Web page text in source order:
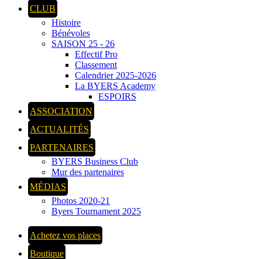
CLUB
Histoire
Bénévoles
SAISON 25 - 26
Effectif Pro
Classement
Calendrier 2025-2026
La BYERS Academy
ESPOIRS
ASSOCIATION
ACTUALITÉS
PARTENAIRES
BYERS Business Club
Mur des partenaires
MÉDIAS
Photos 2020-21
Byers Tournament 2025
Achetez vos places
Boutique